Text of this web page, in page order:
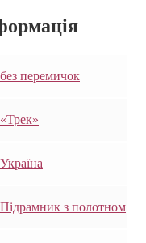
без перемичок
«Трек»
Україна
Підрамник з полотном